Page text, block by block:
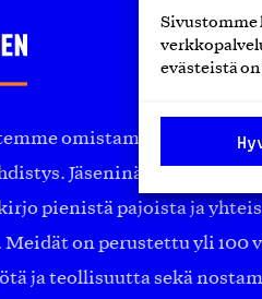
Sivustomme
evästeistä
omistama
Jäseninämme on koko
pienistä pajoista ja
on perustettu yli 100
ja teollisuutta sekä